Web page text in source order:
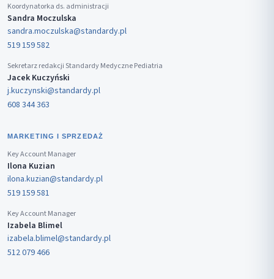
Koordynatorka ds. administracji
Sandra Moczulska
sandra.moczulska@standardy.pl
519 159 582
Sekretarz redakcji Standardy Medyczne Pediatria
Jacek Kuczyński
j.kuczynski@standardy.pl
608 344 363
MARKETING I SPRZEDAŻ
Key Account Manager
Ilona Kuzian
ilona.kuzian@standardy.pl
519 159 581
Key Account Manager
Izabela Blimel
izabela.blimel@standardy.pl
512 079 466